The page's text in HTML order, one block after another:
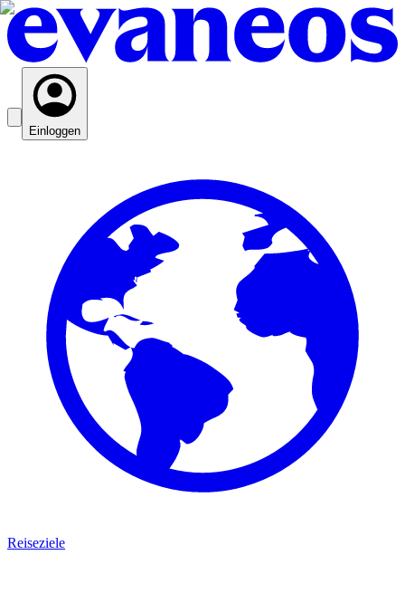
Einloggen
Reiseziele